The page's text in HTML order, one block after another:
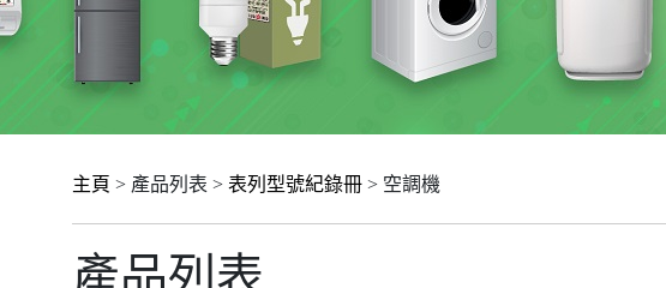
主頁 > 產品列表 > 表列型號紀錄冊 > 空調機
產品列表